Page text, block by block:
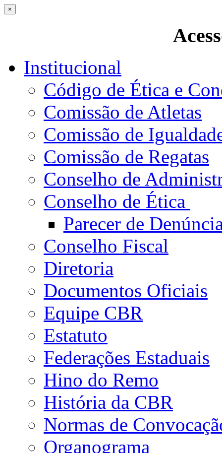
×
Institucional
Código de Ética e
Comissão de Atletas
Comissão de
Comissão de Regatas
Conselho de
Conselho de Ética
Parecer de
Conselho Fiscal
Diretoria
Documentos Oficiais
Equipe CBR
Estatuto
Federações Estaduais
Hino do Remo
História da CBR
Normas de
Organograma